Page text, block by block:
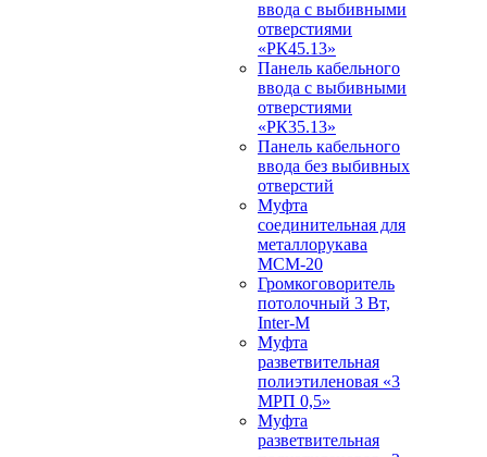
ввода с выбивными
отверстиями
«РК45.13»
Панель кабельного
ввода с выбивными
отверстиями
«РК35.13»
Панель кабельного
ввода без выбивных
отверстий
Муфта
соединительная для
металлорукава
МСМ-20
Громкоговоритель
потолочный 3 Вт,
Inter-M
Муфта
разветвительная
полиэтиленовая «3
МРП 0,5»
Муфта
разветвительная